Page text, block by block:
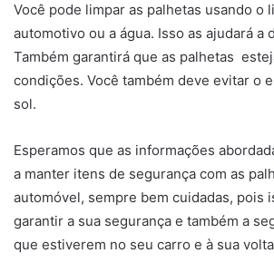
Você pode limpar as palhetas usando o
automotivo ou a água. Isso as ajudará a
Também garantirá que as palhetas
condições. Você também deve evitar o
sol.
Esperamos que as informações
a manter itens de segurança com as
automóvel, sempre bem cuidadas, pois
garantir a sua segurança e também a
que estiverem no seu carro e à sua